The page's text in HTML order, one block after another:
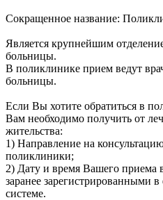
Сокращенное название:
Является крупнейшим
больницы.
В поликлинике прием ведут
больницы.
Если Вы хотите обратиться в
Вам необходимо получить от
жительства:
1) Направление на
поликлиники;
2) Дату и время Вашего приема
заранее зарегистрированными
системе.